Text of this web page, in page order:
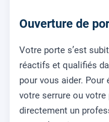
Ouverture de
Votre porte s’est
réactifs et qualifiés
pour vous aider.
votre serrure ou
directement un